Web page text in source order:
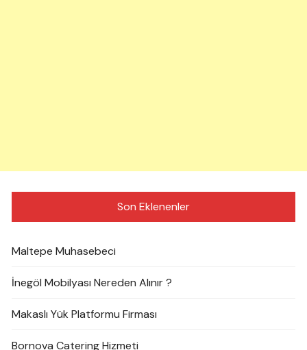
Son Eklenenler
Maltepe Muhasebeci
İnegöl Mobilyası Nereden Alınır ?
Makaslı Yük Platformu Firması
Bornova Catering Hizmeti